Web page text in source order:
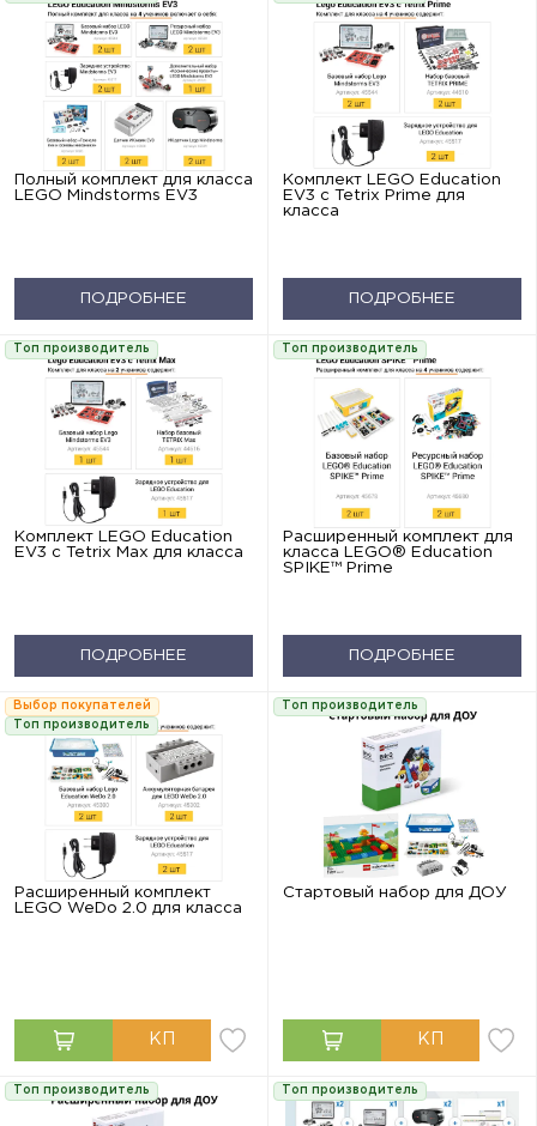
Полный комплект для класса
LEGO Mindstorms EV3
ПОДРОБНЕЕ
Комплект LEGO Education
EV3 с Tetrix Prime для
класса
ПОДРОБНЕЕ
Топ производитель
Комплект LEGO Education
EV3 с Tetrix Max для класса
ПОДРОБНЕЕ
Топ производитель
Расширенный комплект для
класса LEGO® Education
SPIKE™ Prime
ПОДРОБНЕЕ
Выбор покупателей
Топ производитель
Расширенный комплект
LEGO WeDo 2.0 для класса
Топ производитель
Стартовый набор для ДОУ
Топ производитель Топ производитель